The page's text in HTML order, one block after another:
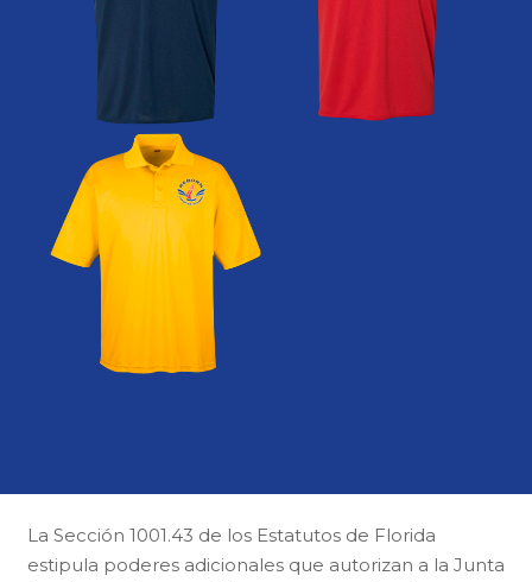
La Sección 1001.43 de los Estatutos de Florida
estipula poderes adicionales que autorizan a la Junta